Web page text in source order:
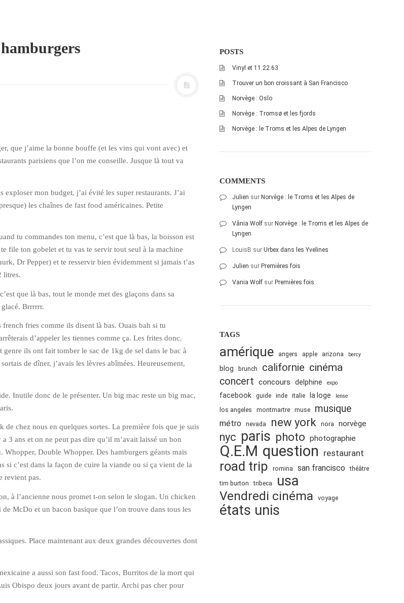
que j’aime la bonne bouffe (et les vins qui vont avec) et
parisiens que l’on me conseille. Jusque là tout va
exploser mon budget, j’ai évité les super restaurants. J’ai
les chaînes de fast food américaines. Petite
tu commandes ton menu, c’est que là bas, la boisson est
file ton gobelet et tu vas te servir tout seul à la machine
Dr Pepper) et te resservir bien évidemment si jamais t’as
litres.
que là bas, tout le monde met des glaçons dans sa
glacé. Brrrrrr.
fries comme ils disent là bas. Ouais bah si tu
d’appeler les tiennes comme ça. Les frites donc.
genre ils ont fait tomber le sac de 1kg de sel dans le bac à
de dîner, j’avais les lèvres abîmées. Heureusement,
Inutile donc de le présenter. Un big mac reste un big mac,
de chez nous en quelques sortes. La première fois que je suis
3 ans et on ne peut pas dire qu’il m’avait laissé un bon
Whopper, Double Whopper. Des hamburgers géants mais
si c’est dans la façon de cuire la viande ou si ça vient de la
revient pas.
à l’ancienne nous promet t-on selon le slogan. Un chicken
McDo et un bacon basique que l’on trouve dans tous les
Place maintenant aux deux grandes découvertes dont
a aussi son fast food. Tacos, Burritos de la mort qui
Obispo deux jours avant de partir. Archi pas cher pour
POSTS
Vinyl et 11.22.63
Trouver un bon croissant à San Francisco
Norvège : Oslo
Norvège : Tromsø et les fjords
Norvège : le Troms et les Alpes de Lyngen
COMMENTS
Julien sur Norvège : le Troms et les Alpes de
Lyngen
Vânia Wolf sur Norvège : le Troms et les Alpes de
Lyngen
LouisB sur Urbex dans les Yvelines
Julien sur Premières fois
Vania Wolf sur Premières fois
TAGS
amérique angers apple arizona bercy
blog brunch californie cinéma
concert concours delphine expo
facebook guide inde italie la loge lense
los angeles montmartre muse musique
métro nevada new york nora norvège
nyc paris photo photographie
Q.E.M question restaurant
road trip romina san francisco théâtre
tim burton
tribeca usa
Vendredi cinéma voyage
états unis